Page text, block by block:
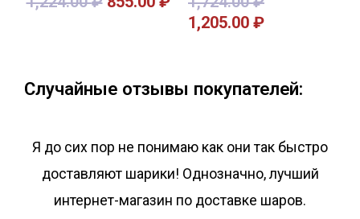
1,205.00 ₽
Случайные отзывы покупателей:
Я до сих пор не понимаю как они так быстро
доставляют шарики! Однозначно, лучший
интернет-магазин по доставке шаров.